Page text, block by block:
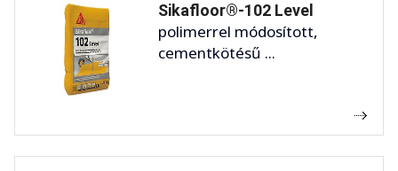
Sikafloor®-102 Level
polimerrel módosított,
cementkötésű ...